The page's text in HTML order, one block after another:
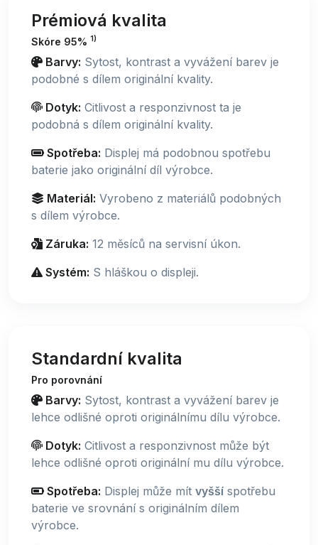
Prémiová kvalita
Skóre 95% 1)
Barvy: Sytost, kontrast a vyvážení barev je
podobné s dílem originální kvality.
Dotyk: Citlivost a responzivnost ta je
podobná s dílem originální kvality.
Spotřeba: Displej má podobnou spotřebu
baterie jako originální díl výrobce.
Materiál: Vyrobeno z materiálů podobných
s dílem výrobce.
Záruka: 12 měsíců na servisní úkon.
Systém: S hláškou o displeji.
Standardní kvalita
Pro porovnání
Barvy: Sytost, kontrast a vyvážení barev je
lehce odlišné oproti originálnímu dílu výrobce.
Dotyk: Citlivost a responzivnost může být
lehce odlišné oproti originální mu dílu výrobce.
Spotřeba: Displej může mít vyšší spotřebu
baterie ve srovnání s originálním dílem
výrobce.